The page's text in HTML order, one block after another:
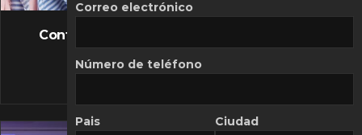
FLASH NEWS
Controversia de Mercado Libre por costos
10 MARZO, 2026
Correo electrónico
Número de teléfono
Pais Ciudad